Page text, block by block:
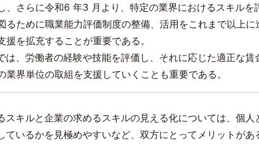
、さらに令和6 年3 月より、特定の業界におけるスキル
るために職業能力評価制度の整備、活用をこれまで以上
援を拡充することが重要である。
は、労働者の経験や技能を評価し、それに応じた適正な
業界単位の取組を支援していくことも重要である。
スキルと企業の求めるスキルの見える化については、個
ているかを見極めやすいなど、双方にとってメリットが